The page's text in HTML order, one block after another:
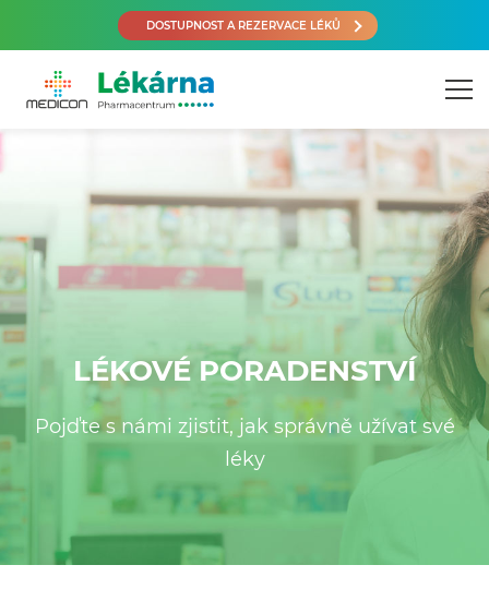
DOSTUPNOST A REZERVACE LÉKŮ
LÉKOVÉ PORADENSTVÍ
Pojďte s námi zjistit, jak správně užívat své
léky